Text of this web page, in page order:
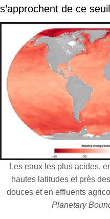
s’approchent de ce
Les eaux les plus acides,
hautes latitudes et près
douces et en effluents
Planetary